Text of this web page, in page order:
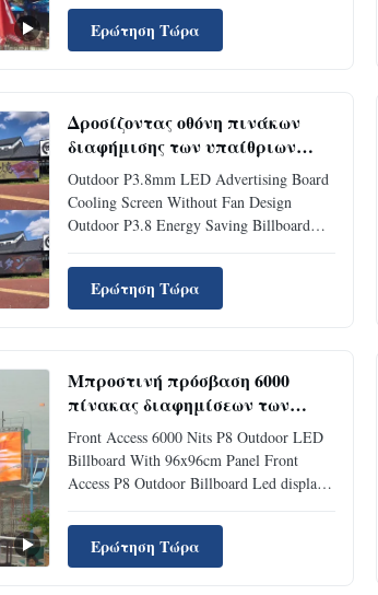
P8 P10 Steel / Aluminum Panel has good
uniformity, good stability and good
waterproof, it is become more and more
Ερώτηση Τώρα
Δροσίζοντας οθόνη πινάκων
διαφήμισης των υπαίθριων
οδηγήσεων P3.8mm χωρίς σχέδιο
ανεμιστήρων
Outdoor P3.8mm LED Advertising Board
Cooling Screen Without Fan Design
Outdoor P3.8 Energy Saving Billboard
design Energy Saving LED Billboard
Quick Details: 1, Pixel Pitch: 3.8mm 2,
SMD LEDs, Wide viewing angle: 160°/
Ερώτηση Τώρα
Μπροστινή πρόσβαση 6000
πίνακας διαφημίσεων των
υπαίθριων οδηγήσεων ψειρών
P8 με την επιτροπή 96x96cm
Front Access 6000 Nits P8 Outdoor LED
Billboard With 96x96cm Panel Front
Access P8 Outdoor Billboard Led display
often find that small and medium sizes
businesses find billboard media buying
quite daunting, especially if they have
Ερώτηση Τώρα